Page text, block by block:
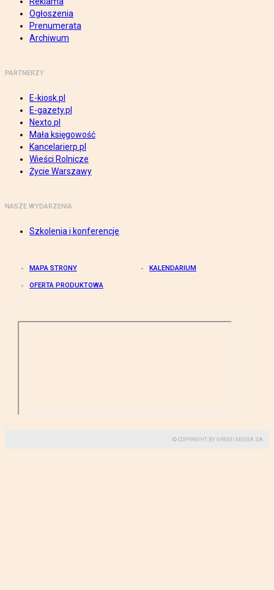
Ogłoszenia
Prenumerata
Archiwum
PARTNERZY
E-kiosk.pl
E-gazety.pl
Nexto.pl
Mała księgowość
Kancelarierp.pl
Wieści Rolnicze
Życie Warszawy
NASZE WYDARZENIA
Szkolenia i konferencje
MAPA STRONY KALENDARIUM
OFERTA PRODUKTOWA
© COPYRIGHT BY GREMI MEDIA SA